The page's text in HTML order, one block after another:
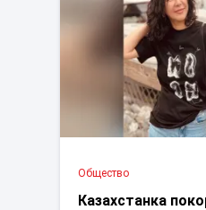
Общество
Казахстанка